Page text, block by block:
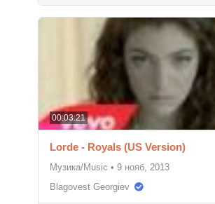
00:03:21
Lorde - Royals (US Version)
Музика/Music • 9 нояб, 2013
Blagovest Georgiev